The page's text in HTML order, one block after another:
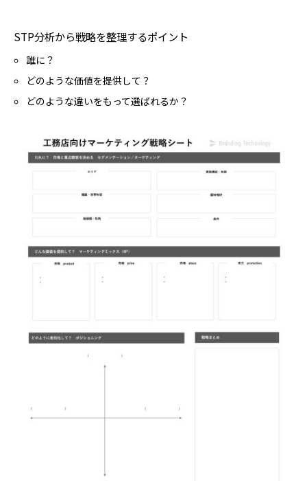
STP分析から戦略を整理するポイント
誰に？
どのような価値を提供して？
どのような違いをもって選ばれるか？